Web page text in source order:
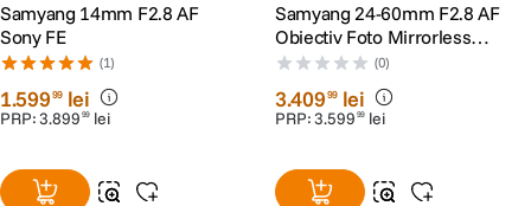
Samyang 14mm F2.8 AF
Sony FE
(1)
1.59999 lei
PRP:3.899 99 lei
Samyang 24-60mm F2.8 AF
Obiectiv Foto Mirrorless
Montura Sony E
(0)
3.40999 lei
PRP:3.599 99 lei